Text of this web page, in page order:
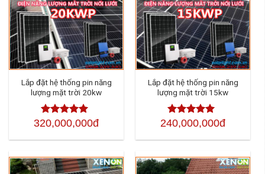
Lắp đặt hệ thống pin năng
lượng mặt trời 20kw
Được xếp
sao
320,000,000đ
Lắp đặt hệ thống pin năng
lượng mặt trời 15kw
Được xếp
sao
240,000,000đ